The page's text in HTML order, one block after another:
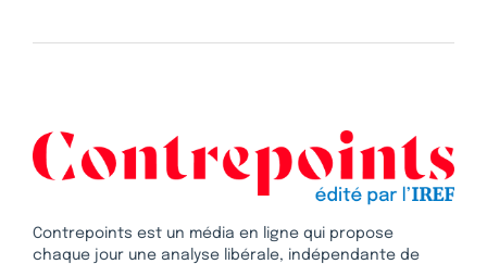
Contrepoints est un média en ligne qui propose
chaque jour une analyse libérale, indépendante de